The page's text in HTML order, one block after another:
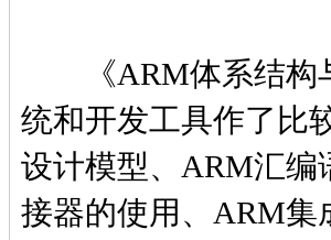
《ARM体系结构与
统和开发工具作了比
设计模型、ARM汇编
接器的使用、ARM集